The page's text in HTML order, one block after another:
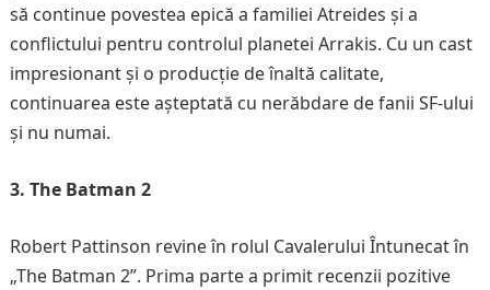
să continue povestea epică a familiei Atreides și a
conflictului pentru controlul planetei Arrakis. Cu un cast
impresionant și o producție de înaltă calitate,
continuarea este așteptată cu nerăbdare de fanii SF-ului
și nu numai.
3. The Batman 2
Robert Pattinson revine în rolul Cavalerului Întunecat în
„The Batman 2”. Prima parte a primit recenzii pozitive